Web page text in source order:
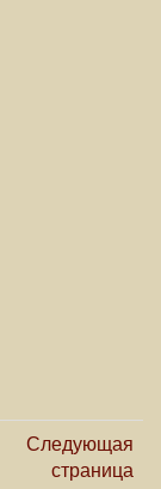
Следующая
страница